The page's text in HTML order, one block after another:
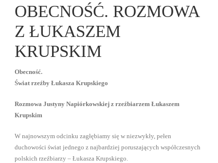
OBECNOŚĆ. ROZMOWA
Z ŁUKASZEM
KRUPSKIM
Obecność.
Świat rzeźby Łukasza Krupskiego
Rozmowa Justyny Napiórkowskiej z rzeźbiarzem Łukaszem
Krupskim
W najnowszym odcinku zagłębiamy się w niezwykły, pełen
duchowości świat jednego z najbardziej poruszających współczesnych
polskich rzeźbiarzy – Łukasza Krupskiego.